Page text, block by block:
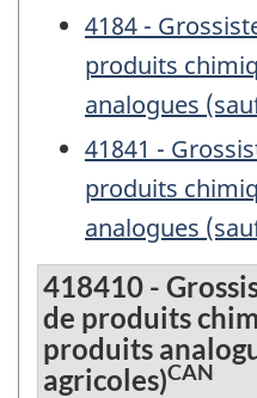
4184 -
produits
analogues
41841 -
produits
analogues
418410 -
de produits
produits
agricoles)CAN